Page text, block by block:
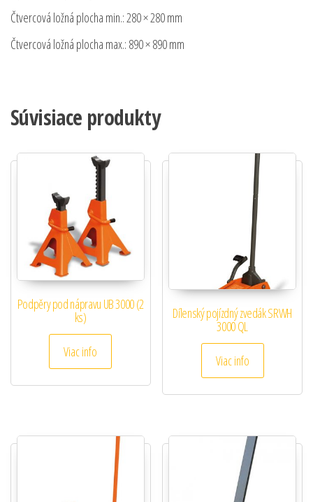
Čtvercová ložná plocha min.: 280 × 280 mm
Čtvercová ložná plocha max.: 890 × 890 mm
Súvisiace produkty
Podpěry pod nápravu UB 3000 (2
ks)
Viac info
Dílenský pojízdný zvedák SRWH
3000 QL
Viac info